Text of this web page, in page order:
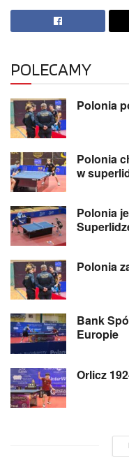
POLECAMY
Polonia
Polonia
w
Polonia
Polonia
Bank
Europie
Orlicz